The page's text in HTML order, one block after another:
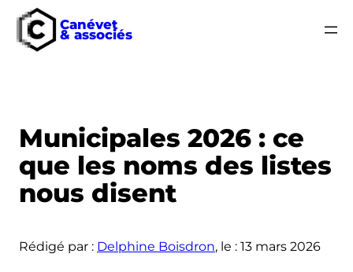
Canévet
& associés
Municipales 2026 : ce
que les noms des listes
nous disent
Rédigé par : Delphine Boisdron, le : 13 mars 2026